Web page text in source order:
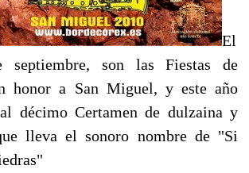
El
septiembre, son las Fiestas de
honor a San Miguel, y este año
décimo Certamen de dulzaina y
lleva el sonoro nombre de "Si